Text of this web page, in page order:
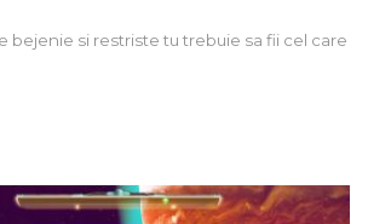
bejenie si restriste tu trebuie sa fii cel care